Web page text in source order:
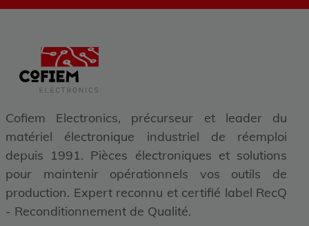
Cofiem Electronics, précurseur et leader du
matériel électronique industriel de réemploi
depuis 1991. Pièces électroniques et solutions
pour maintenir opérationnels vos outils de
production. Expert reconnu et certifié label RecQ
- Reconditionnement de Qualité.